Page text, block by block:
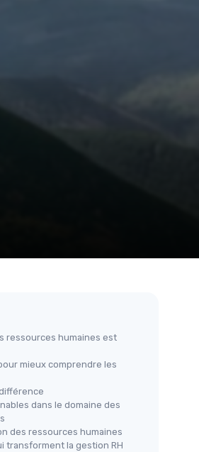
ressources humaines est
mieux comprendre les
dans le domaine des
des ressources humaines
transforment la gestion RH